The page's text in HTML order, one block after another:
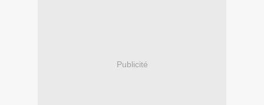
Publicité